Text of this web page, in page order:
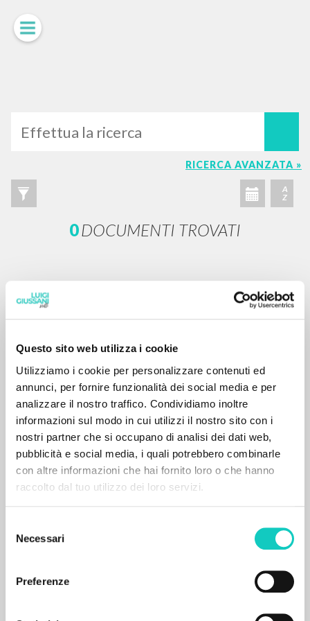
Questo sito web utilizza i cookie
Utilizziamo i cookie per personalizzare contenuti ed
annunci, per fornire funzionalità dei social media e per
analizzare il nostro traffico. Condividiamo inoltre
informazioni sul modo in cui utilizzi il nostro sito con i
nostri partner che si occupano di analisi dei dati web,
pubblicità e social media, i quali potrebbero combinarle
con altre informazioni che hai fornito loro o che hanno
raccolto dal tuo utilizzo dei loro servizi.
delNecessari
Preferenze
GIUSSANI
scritti
0DOCUMENTI TROVATI
RISULTATI SUCCESSIVI